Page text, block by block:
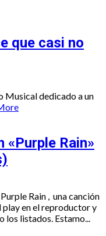
que casi no
Musical dedicado a un
«Purple Rain»
Rain , una canción
play en el reproductor y
los listados. Estamo...